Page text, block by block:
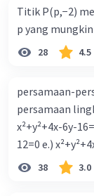
Titik P(p,−2)
p yang mungkin
28 4.5
persamaan-
persamaan lingkaran adalah
x²+y²+4x-6y-
12=0 e.)
38 3.0